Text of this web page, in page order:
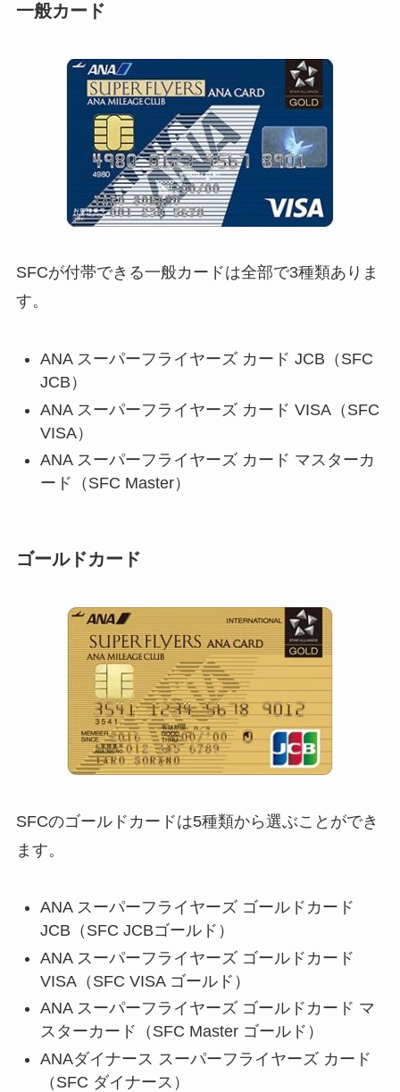
一般カード
SFCが付帯できる一般カードは全部で3種類ありま
す。
ANA スーパーフライヤーズ カード JCB（SFC
JCB）
ANA スーパーフライヤーズ カード VISA（SFC
VISA）
ANA スーパーフライヤーズ カード マスターカ
ード（SFC Master）
ゴールドカード
SFCのゴールドカードは5種類から選ぶことができ
ます。
ANA スーパーフライヤーズ ゴールドカード
JCB（SFC JCBゴールド）
ANA スーパーフライヤーズ ゴールドカード
VISA（SFC VISA ゴールド）
ANA スーパーフライヤーズ ゴールドカード マ
スターカード（SFC Master ゴールド）
ANAダイナース スーパーフライヤーズ カード
（SFC ダイナース）